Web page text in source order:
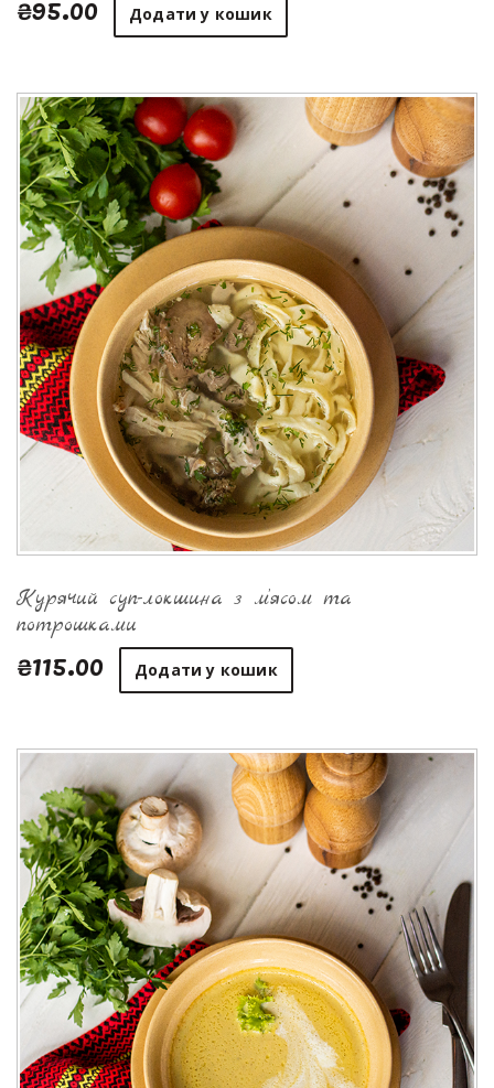
Додати у кошик
Курячий суп-локшина з м’ясом та
потрошками
₴115.00 Додати у кошик